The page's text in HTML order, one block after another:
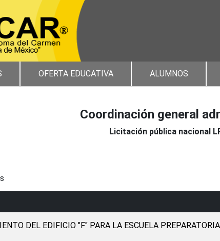
OFERTA EDUCATIVA ALUMNOS
Coordinación general
Licitación pública nacional
DEL EDIFICIO "F" PARA LA ESCUELA